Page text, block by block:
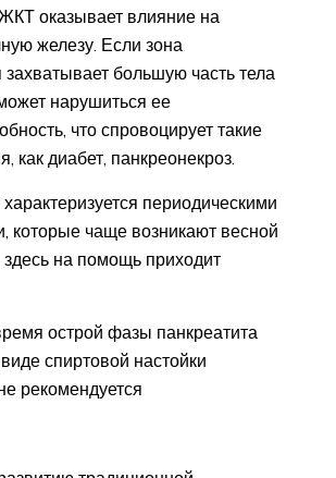
оказывает влияние на
железу. Если зона
большую часть тела
нарушиться ее
что спровоцирует такие
как диабет, панкреонекроз.
периодическими
которые чаще возникают весной
на помощь приходит
острой фазы панкреатита
спиртовой настойки
рекомендуется